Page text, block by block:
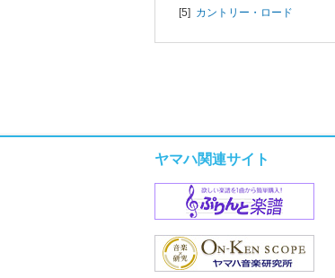
[5] カントリー・ロード
ヤマハ関連サイト